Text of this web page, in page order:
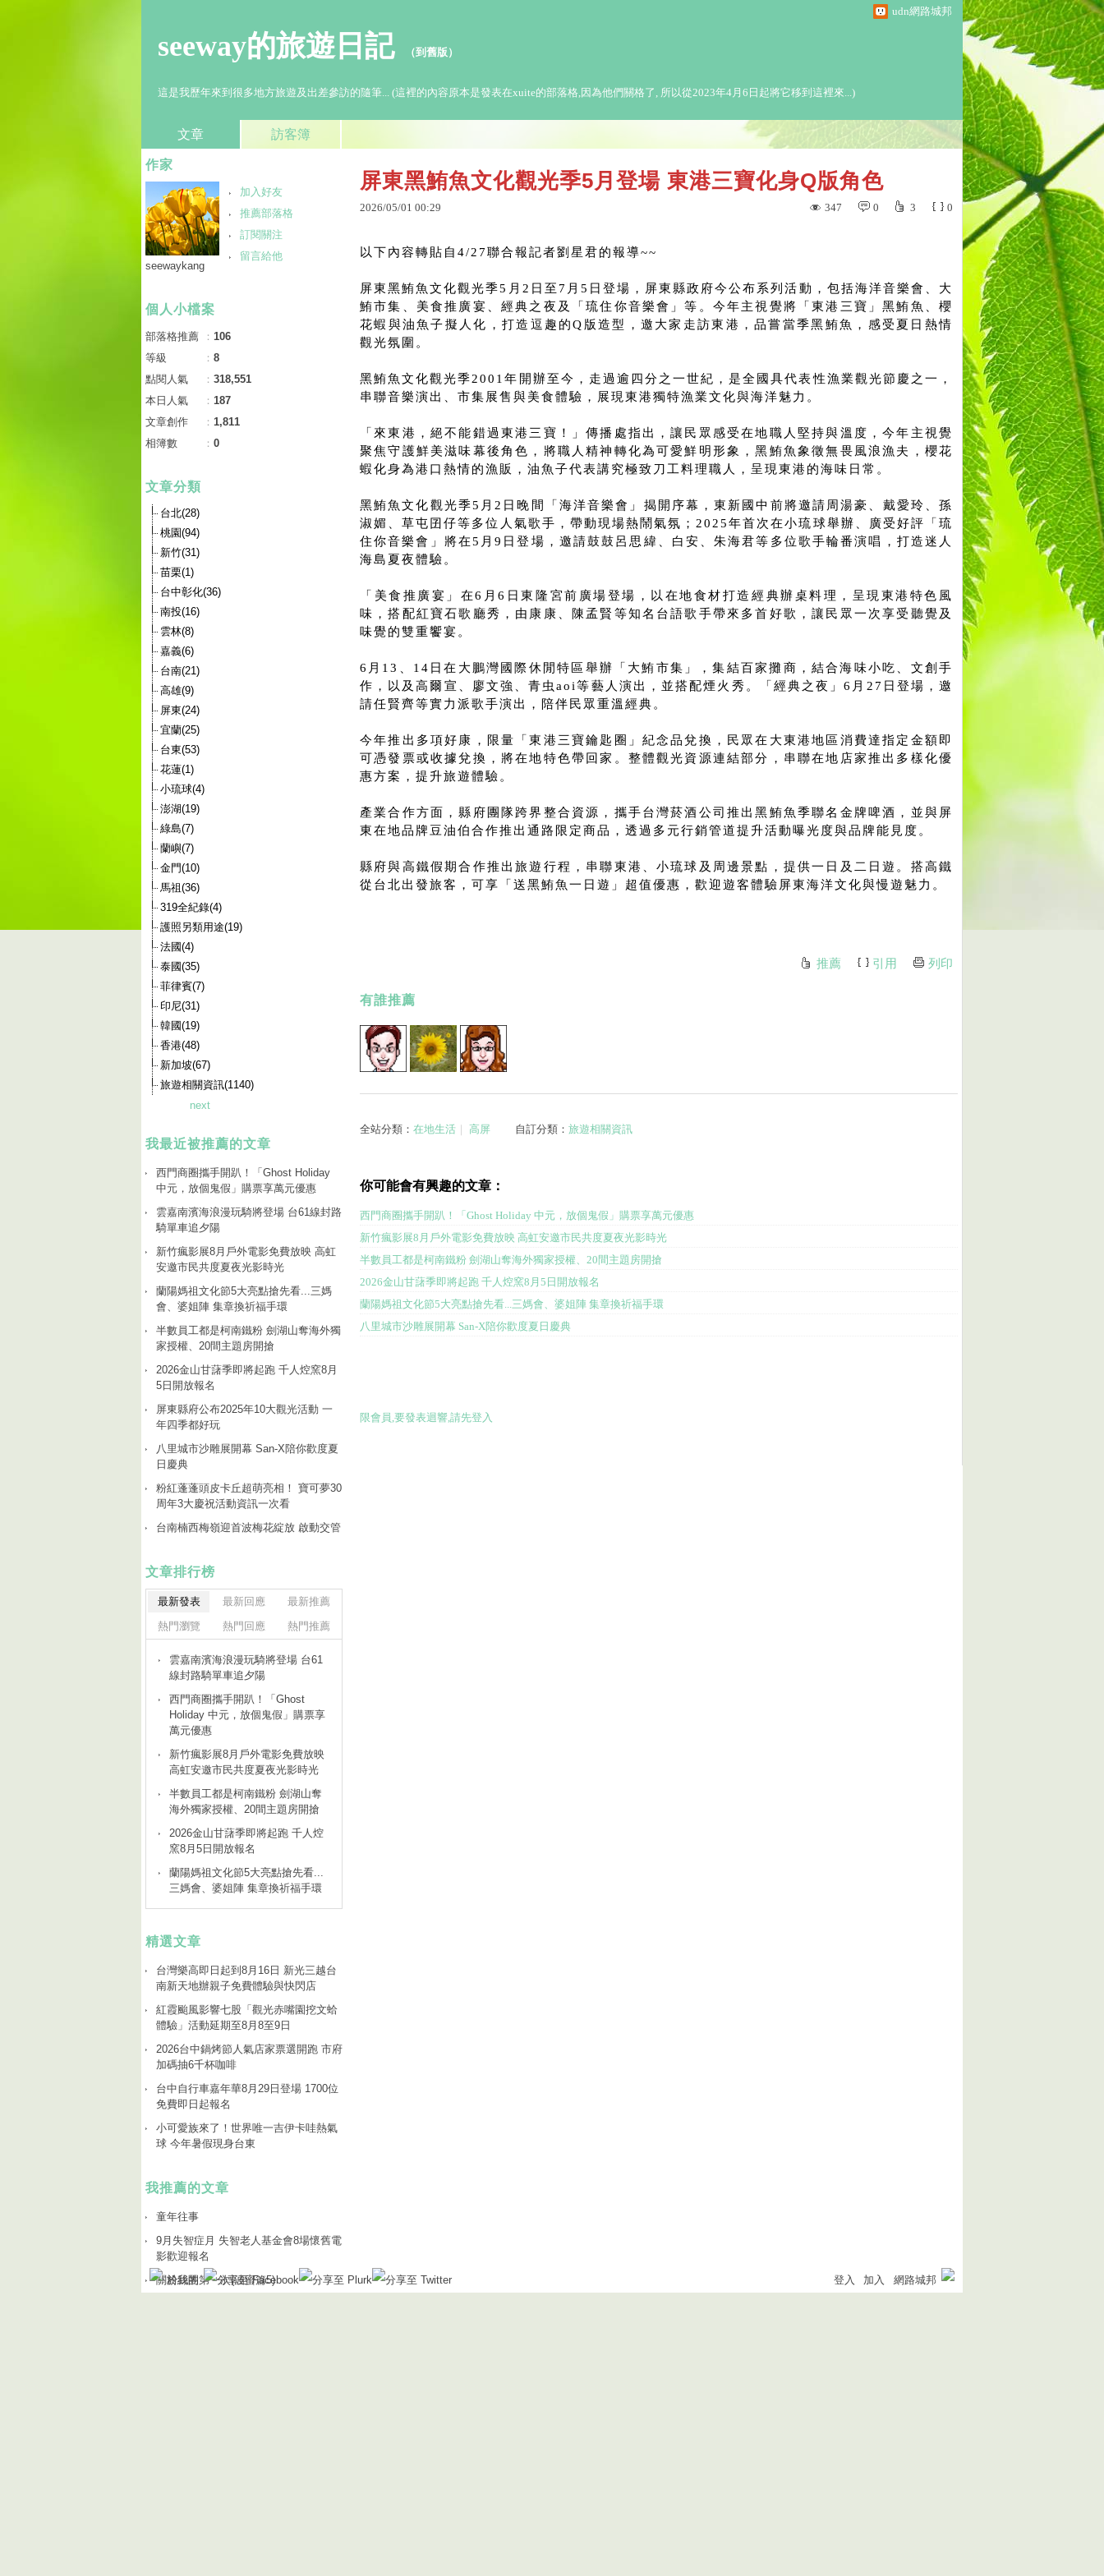
udn網路城邦
seeway的旅遊日記（到舊版 ）
這是我歷年來到很多地方旅遊及出差參訪的隨筆... (這裡的內容原本是發表在xuite的部落格,因為他們關格了, 所以從2023年4月6日起將它移到這裡來...)
文章 訪客簿
屏東黑鮪魚文化觀光季5月登場 東港三寶化身Q版角色
2026/05/01 00:29 347 0 3 0
以下內容轉貼自4/27聯合報記者劉星君的報導~~
屏東黑鮪魚文化觀光季5月2日至7月5日登場，屏東縣政府今公布系列活動，包括海洋音樂會、大
鮪市集、美食推廣宴、經典之夜及「琉住你音樂會」等。今年主視覺將「東港三寶」黑鮪魚、櫻
花蝦與油魚子擬人化，打造逗趣的Q版造型，邀大家走訪東港，品嘗當季黑鮪魚，感受夏日熱情
觀光氛圍。
黑鮪魚文化觀光季2001年開辦至今，走過逾四分之一世紀，是全國具代表性漁業觀光節慶之一，
串聯音樂演出、市集展售與美食體驗，展現東港獨特漁業文化與海洋魅力。
「來東港，絕不能錯過東港三寶！」傳播處指出，讓民眾感受在地職人堅持與溫度，今年主視覺
聚焦守護鮮美滋味幕後角色，將職人精神轉化為可愛鮮明形象，黑鮪魚象徵無畏風浪漁夫，櫻花
蝦化身為港口熱情的漁販，油魚子代表講究極致刀工料理職人，呈現東港的海味日常。
黑鮪魚文化觀光季5月2日晚間「海洋音樂會」揭開序幕，東新國中前將邀請周湯豪、戴愛玲、孫
淑媚、草屯囝仔等多位人氣歌手，帶動現場熱鬧氣氛；2025年首次在小琉球舉辦、廣受好評「琉
住你音樂會」將在5月9日登場，邀請鼓鼓呂思緯、白安、朱海君等多位歌手輪番演唱，打造迷人
海島夏夜體驗。
「美食推廣宴」在6月6日東隆宮前廣場登場，以在地食材打造經典辦桌料理，呈現東港特色風
味，搭配紅寶石歌廳秀，由康康、陳孟賢等知名台語歌手帶來多首好歌，讓民眾一次享受聽覺及
味覺的雙重饗宴。
6月13、14日在大鵬灣國際休閒特區舉辦「大鮪市集」，集結百家攤商，結合海味小吃、文創手
作，以及高爾宣、廖文強、青虫aoi等藝人演出，並搭配煙火秀。「經典之夜」6月27日登場，邀
請任賢齊等實力派歌手演出，陪伴民眾重溫經典。
今年推出多項好康，限量「東港三寶鑰匙圈」紀念品兌換，民眾在大東港地區消費達指定金額即
可憑發票或收據兌換，將在地特色帶回家。整體觀光資源連結部分，串聯在地店家推出多樣化優
惠方案，提升旅遊體驗。
產業合作方面，縣府團隊跨界整合資源，攜手台灣菸酒公司推出黑鮪魚季聯名金牌啤酒，並與屏
東在地品牌豆油伯合作推出通路限定商品，透過多元行銷管道提升活動曝光度與品牌能見度。
縣府與高鐵假期合作推出旅遊行程，串聯東港、小琉球及周邊景點，提供一日及二日遊。搭高鐵
從台北出發旅客，可享「送黑鮪魚一日遊」超值優惠，歡迎遊客體驗屏東海洋文化與慢遊魅力。
推薦 引用 列印
有誰推薦
全站分類： 在地生活 高屏 自訂分類： 旅遊相關資訊
你可能會有興趣的文章：
西門商圈攜手開趴！「Ghost Holiday 中元，放個鬼假」購票享萬元優惠
新竹瘋影展8月戶外電影免費放映 高虹安邀市民共度夏夜光影時光
半數員工都是柯南鐵粉 劍湖山奪海外獨家授權、20間主題房開搶
2026金山甘藷季即將起跑 千人焢窯8月5日開放報名
蘭陽媽祖文化節5大亮點搶先看...三媽會、婆姐陣 集章換祈福手環
八里城市沙雕展開幕 San-X陪你歡度夏日慶典
限會員,要發表迴響,請先登入
作家
加入好友
推薦部落格
訂閱關注
留言給他
seewaykang
個人小檔案
部落格推薦 ： 106
等級
： 8
點閱人氣
： 318,551
本日人氣
： 187
文章創作
： 1,811
相簿數
： 0
文章分類
台北(28)
桃園(94)
新竹(31)
苗栗(1)
台中彰化(36)
南投(16)
雲林(8)
嘉義(6)
台南(21)
高雄(9)
屏東(24)
宜蘭(25)
台東(53)
花蓮(1)
小琉球(4)
澎湖(19)
綠島(7)
蘭嶼(7)
金門(10)
馬祖(36)
319全紀錄(4)
護照另類用途(19)
法國(4)
泰國(35)
菲律賓(7)
印尼(31)
韓國(19)
香港(48)
新加坡(67)
旅遊相關資訊(1140)
next
我最近被推薦的文章
西門商圈攜手開趴！「Ghost Holiday
中元，放個鬼假」購票享萬元優惠
雲嘉南濱海浪漫玩騎將登場 台61線封路
騎單車追夕陽
新竹瘋影展8月戶外電影免費放映 高虹
安邀市民共度夏夜光影時光
蘭陽媽祖文化節5大亮點搶先看...三媽
會、婆姐陣 集章換祈福手環
半數員工都是柯南鐵粉 劍湖山奪海外獨
家授權、20間主題房開搶
2026金山甘藷季即將起跑 千人焢窯8月
5日開放報名
屏東縣府公布2025年10大觀光活動 一
年四季都好玩
八里城市沙雕展開幕 San-X陪你歡度夏
日慶典
粉紅蓬蓬頭皮卡丘超萌亮相！ 寶可夢30
周年3大慶祝活動資訊一次看
台南楠西梅嶺迎首波梅花綻放 啟動交管
文章排行榜
最新發表 最新回應
最新推薦
熱門瀏覽
熱門回應 熱門推薦
雲嘉南濱海浪漫玩騎將登場 台61
線封路騎單車追夕陽
西門商圈攜手開趴！「Ghost
Holiday 中元，放個鬼假」購票享
萬元優惠
新竹瘋影展8月戶外電影免費放映
高虹安邀市民共度夏夜光影時光
半數員工都是柯南鐵粉 劍湖山奪
海外獨家授權、20間主題房開搶
2026金山甘藷季即將起跑 千人焢
窯8月5日開放報名
蘭陽媽祖文化節5大亮點搶先看...
三媽會、婆姐陣 集章換祈福手環
精選文章
台灣樂高即日起到8月16日 新光三越台
南新天地辦親子免費體驗與快閃店
紅霞颱風影響七股「觀光赤嘴園挖文蛤
體驗」活動延期至8月8至9日
2026台中鍋烤節人氣店家票選開跑 市府
加碼抽6千杯咖啡
台中自行車嘉年華8月29日登場 1700位
免費即日起報名
小可愛族來了！世界唯一吉伊卡哇熱氣
球 今年暑假現身台東
我推薦的文章
童年往事
9月失智症月 失智老人基金會8場懷舊電
影歡迎報名
關於我的第一次(波蜜篇5)
粉絲團 登入 加入 網路城邦